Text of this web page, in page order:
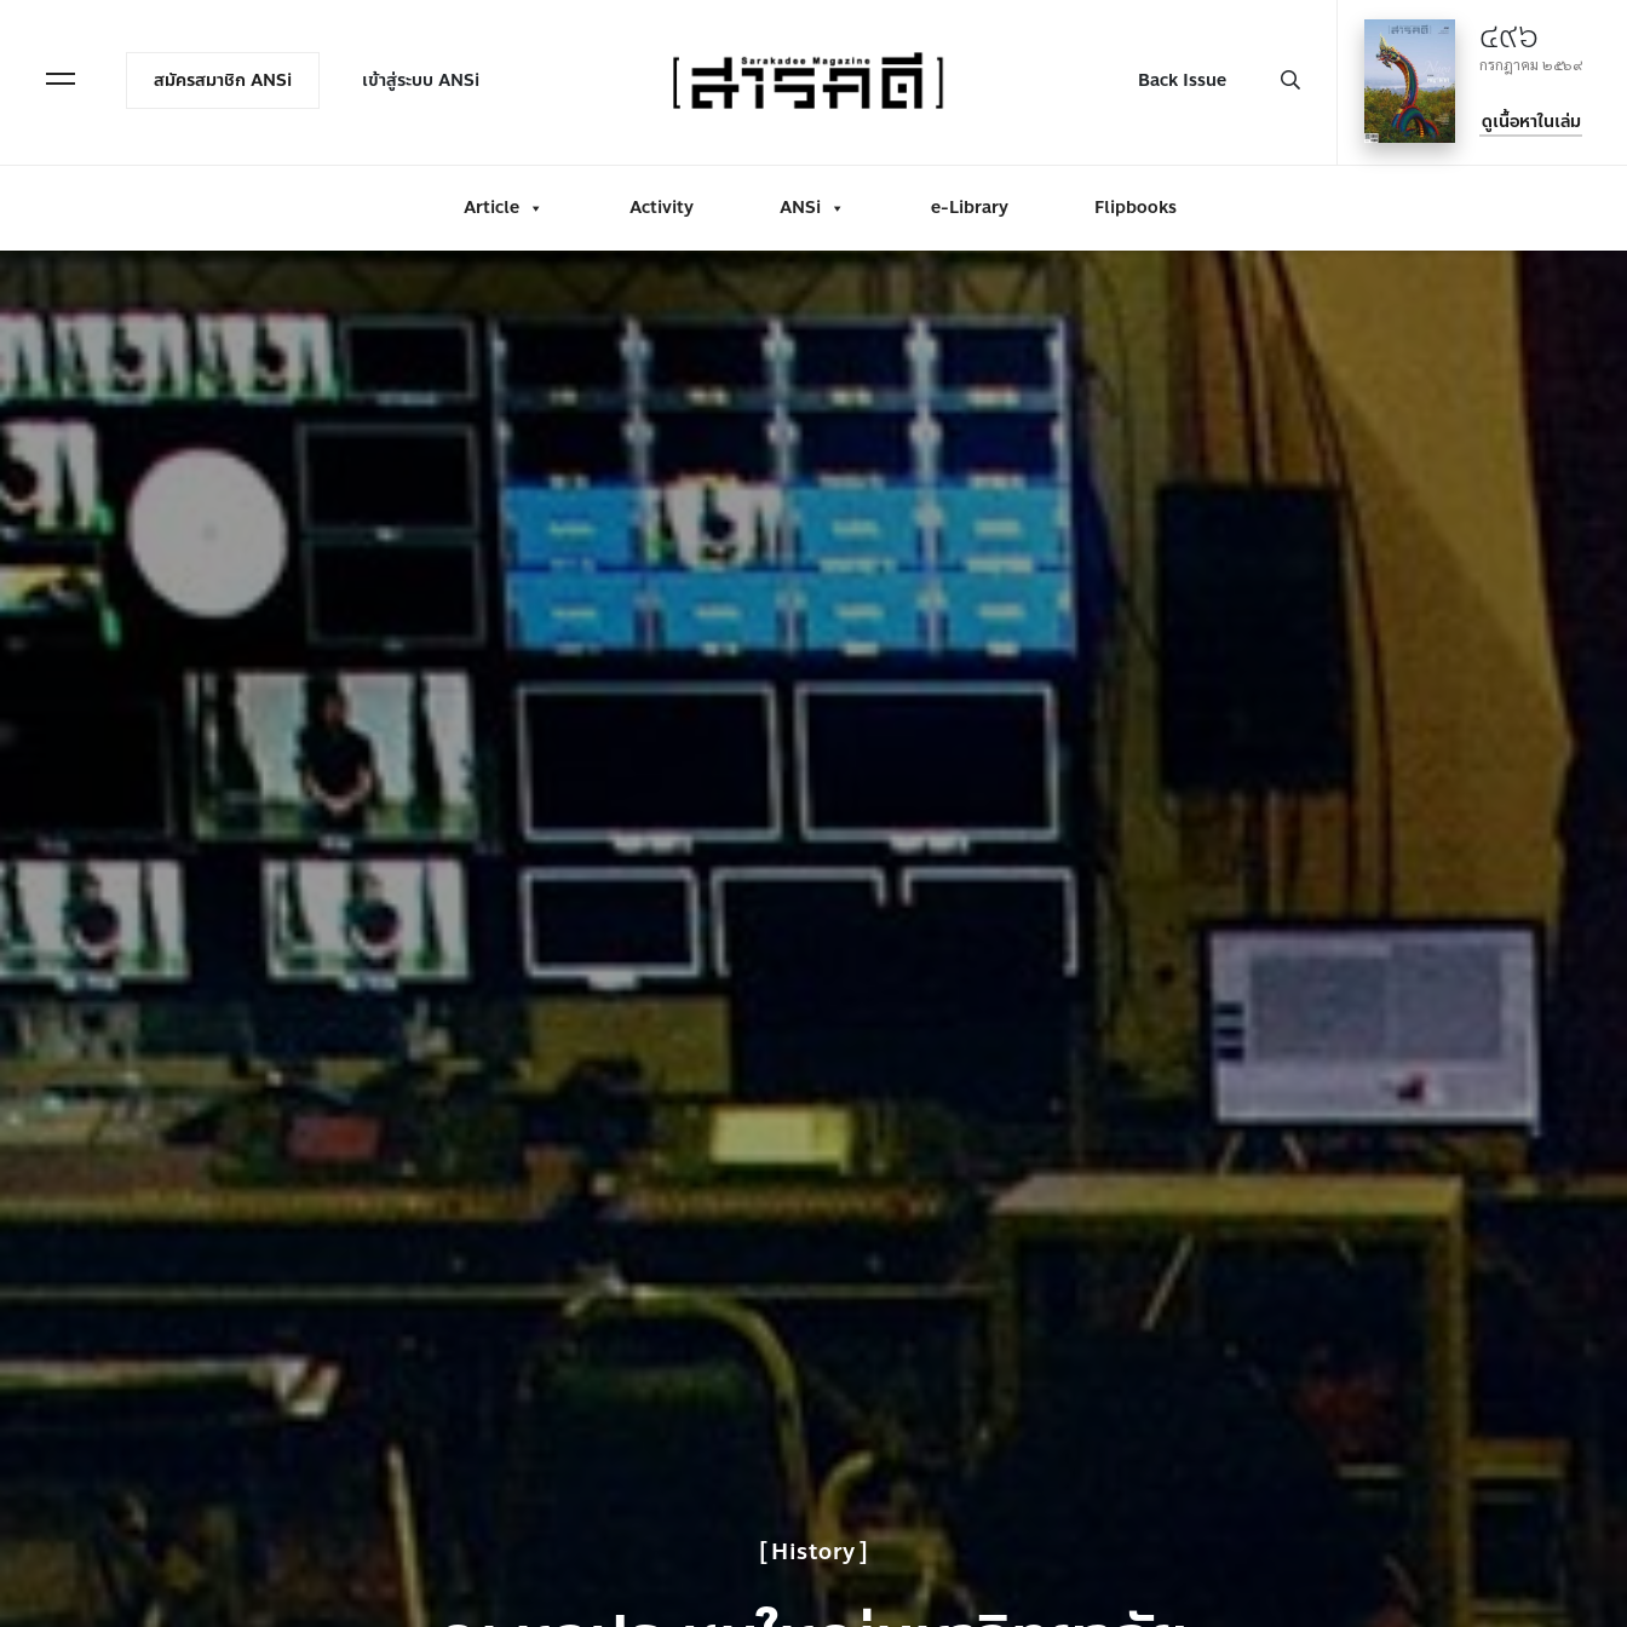
Open Menuสมัครสมาชิก ANSi เข้าสู่ระบบ ANSi Back Issue
๔๙๖
กรกฎาคม ๒๕๖๙
ดูเนื้อหาในเล่ม
Article Activity ANSi e-Library Flipbooks
History